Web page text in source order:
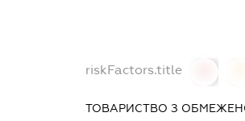
riskFactors.title
ТОВАРИСТВО З